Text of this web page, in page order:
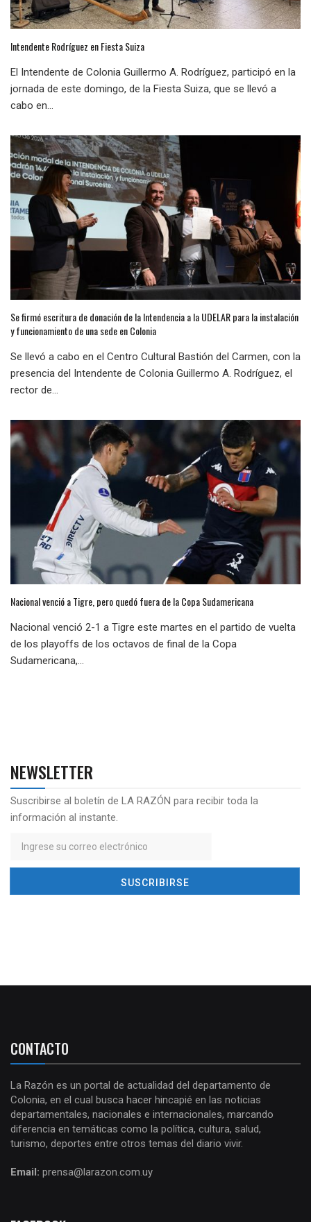
Intendente Rodríguez en Fiesta Suiza
El Intendente de Colonia Guillermo A. Rodríguez, participó en la
jornada de este domingo, de la Fiesta Suiza, que se llevó a
cabo en...
Se firmó escritura de donación de la Intendencia a la UDELAR para la instalación
y funcionamiento de una sede en Colonia
Se llevó a cabo en el Centro Cultural Bastión del Carmen, con la
presencia del Intendente de Colonia Guillermo A. Rodríguez, el
rector de...
Nacional venció a Tigre, pero quedó fuera de la Copa Sudamericana
Nacional venció 2-1 a Tigre este martes en el partido de vuelta
de los playoffs de los octavos de final de la Copa
Sudamericana,...
NEWSLETTER
Suscribirse al boletín de LA RAZÓN para recibir toda la
información al instante.
CONTACTO
La Razón es un portal de actualidad del departamento de
Colonia, en el cual busca hacer hincapié en las noticias
departamentales, nacionales e internacionales, marcando
diferencia en temáticas como la política, cultura, salud,
turismo, deportes entre otros temas del diario vivir.
Email: prensa@larazon.com.uy